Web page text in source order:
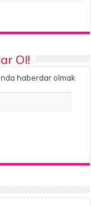
Ol!
haberdar olmak